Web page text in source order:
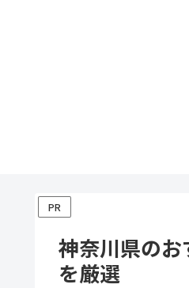
PR
神奈川県の
を厳選